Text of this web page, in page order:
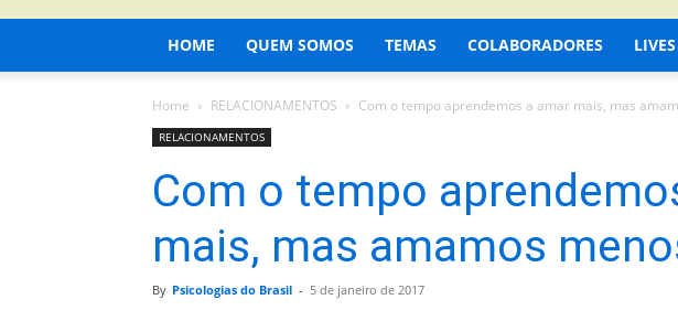
HOME QUEM SOMOS TEMAS COLABORADORES LIVES
Home RELACIONAMENTOS Com o tempo aprendemos a amar mais, mas
RELACIONAMENTOS
Com o tempo
mais, mas amamos
By Psicologias do Brasil - 5 de janeiro de 2017